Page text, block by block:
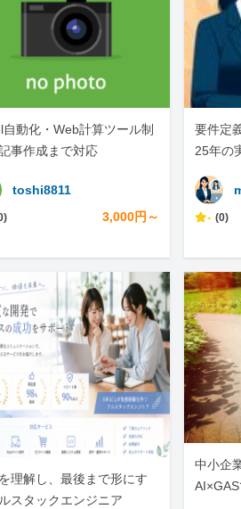
自動化・Web計算ツール制
事作成まで対応
toshi8811
3,000円～
要件定
25年の
- (0)
理解し、最後まで形にす
スタックエンジニア
中小企
AI×GAS